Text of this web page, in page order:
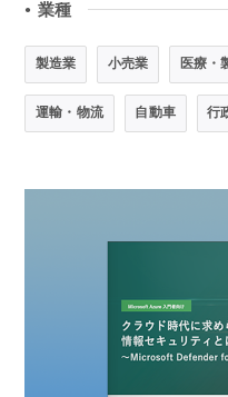
● 業種
製造業 小売業 医療・
運輸・物流 自動車 行